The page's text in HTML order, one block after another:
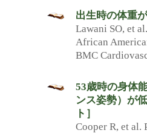
出生時の体重
Lawani SO, et
African
BMC
53歳時の身体
ンス姿勢）が
ト］
Cooper R, et